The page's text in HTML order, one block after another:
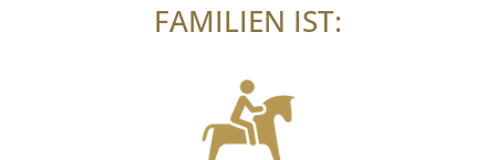
FAMILIEN IST: